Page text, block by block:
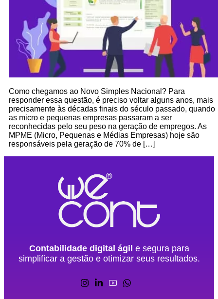
Como chegamos ao Novo Simples Nacional? Para
responder essa questão, é preciso voltar alguns anos, mais
precisamente às décadas finais do século passado, quando
as micro e pequenas empresas passaram a ser
reconhecidas pelo seu peso na geração de empregos. As
MPME (Micro, Pequenas e Médias Empresas) hoje são
responsáveis pela geração de 70% de […]
Contabilidade digital ágil e segura para
simplificar a gestão e otimizar seus resultados.